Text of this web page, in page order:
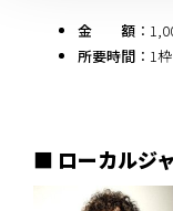
金 額 ：
所要時間 ：1
■ ローカルジ